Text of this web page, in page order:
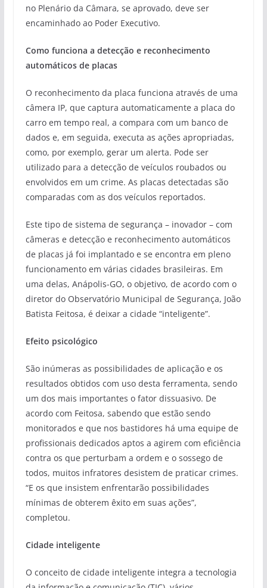
no Plenário da Câmara, se aprovado, deve ser
encaminhado ao Poder Executivo.
Como funciona a detecção e reconhecimento
automáticos de placas
O reconhecimento da placa funciona através de uma
câmera IP, que captura automaticamente a placa do
carro em tempo real, a compara com um banco de
dados e, em seguida, executa as ações apropriadas,
como, por exemplo, gerar um alerta. Pode ser
utilizado para a detecção de veículos roubados ou
envolvidos em um crime. As placas detectadas são
comparadas com as dos veículos reportados.
Este tipo de sistema de segurança – inovador – com
câmeras e detecção e reconhecimento automáticos
de placas já foi implantado e se encontra em pleno
funcionamento em várias cidades brasileiras. Em
uma delas, Anápolis-GO, o objetivo, de acordo com o
diretor do Observatório Municipal de Segurança, João
Batista Feitosa, é deixar a cidade “inteligente”.
Efeito psicológico
São inúmeras as possibilidades de aplicação e os
resultados obtidos com uso desta ferramenta, sendo
um dos mais importantes o fator dissuasivo. De
acordo com Feitosa, sabendo que estão sendo
monitorados e que nos bastidores há uma equipe de
profissionais dedicados aptos a agirem com eficiência
contra os que perturbam a ordem e o sossego de
todos, muitos infratores desistem de praticar crimes.
“E os que insistem enfrentarão possibilidades
mínimas de obterem êxito em suas ações”,
completou.
Cidade inteligente
O conceito de cidade inteligente integra a tecnologia